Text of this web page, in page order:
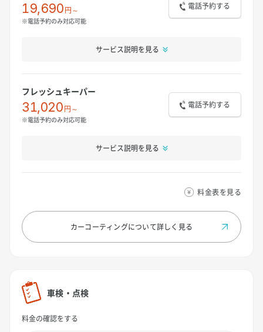
19,690円～
※電話予約のみ対応可能
電話予約する
サービス説明を見る
フレッシュキーパー
31,020円～
※電話予約のみ対応可能
電話予約する
サービス説明を見る
料金表を見る
カーコーティングについて詳しく見る
車検・点検
料金の確認をする